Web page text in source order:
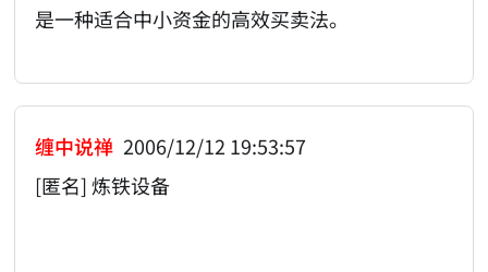
是一种适合中小资金的高效买卖法。
缠中说禅 2006/12/12 19:53:57
[匿名] 炼铁设备